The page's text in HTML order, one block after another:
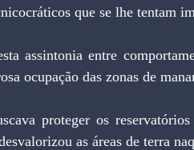
que se lhe tentam
assintonia entre
ocupação das zonas de
proteger os
as áreas de terra